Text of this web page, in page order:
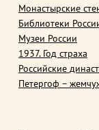
Монастырские
Библиотеки
Музеи России
1937. Год страха
Российские
Петергоф –